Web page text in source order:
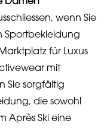
wenn Sie
Sportbekleidung
für Luxus
mit
Sie sorgfältig
die sowohl
Après Ski eine